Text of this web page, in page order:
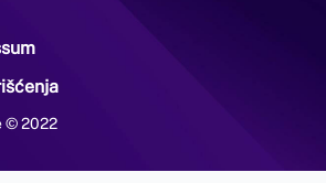
© 2022